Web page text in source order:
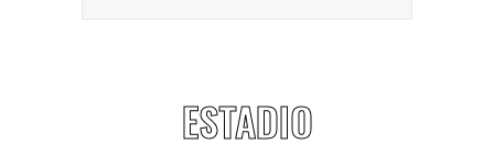
ESTADIO